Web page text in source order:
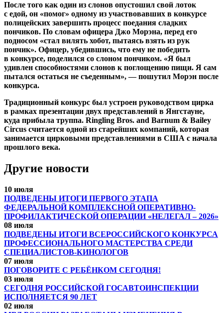
После того как один из слонов опустошил свой лоток
с едой, он «помог» одному из участвовавших в конкурсе
полицейских завершить процесс поедания сладких
пончиков. По словам офицера Джо Морэна, перед его
подносом «стал вилять хобот, пытаясь взять из рук
пончик». Офицер, убедившись, что ему не победить
в конкурсе, поделился со слоном пончиком. «Я был
удивлен способностями слонов к поглощению пищи. Я сам
пытался остаться не съеденным», — пошутил Морэн после
конкурса.
Традиционный конкурс был устроен руководством цирка
в рамках презентации двух представлений в Янгстауне,
куда прибыла труппа. Ringling Bros. and Barnum & Bailey
Circus считается одной из старейших компаний, которая
занимается цирковыми представлениями в США с начала
прошлого века.
Другие новости
10 июля
ПОДВЕДЕНЫ ИТОГИ ПЕРВОГО ЭТАПА
ФЕДЕРАЛЬНОЙ КОМПЛЕКСНОЙ ОПЕРАТИВНО-
ПРОФИЛАКТИЧЕСКОЙ ОПЕРАЦИИ «НЕЛЕГАЛ – 2026»
08 июля
ПОДВЕДЕНЫ ИТОГИ ВСЕРОССИЙСКОГО КОНКУРСА
ПРОФЕССИОНАЛЬНОГО МАСТЕРСТВА СРЕДИ
СПЕЦИАЛИСТОВ-КИНОЛОГОВ
07 июля
ПОГОВОРИТЕ С РЕБЁНКОМ СЕГОДНЯ!
03 июля
СЕГОДНЯ РОССИЙСКОЙ ГОСАВТОИНСПЕКЦИИ
ИСПОЛНЯЕТСЯ 90 ЛЕТ
02 июля